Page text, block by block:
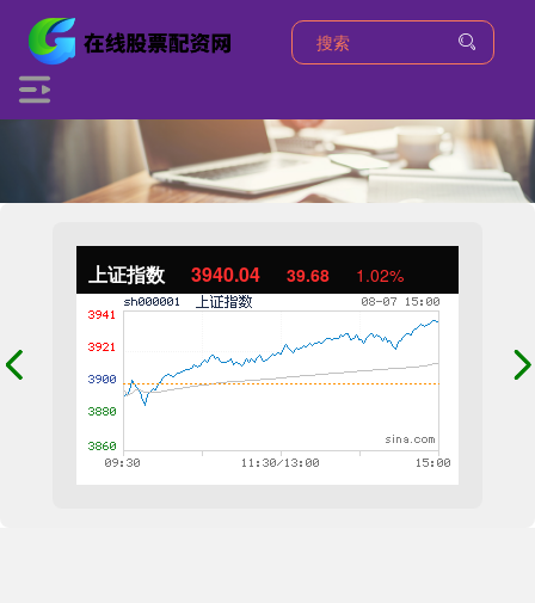
上证指数 3940.04 39.68 1.02%